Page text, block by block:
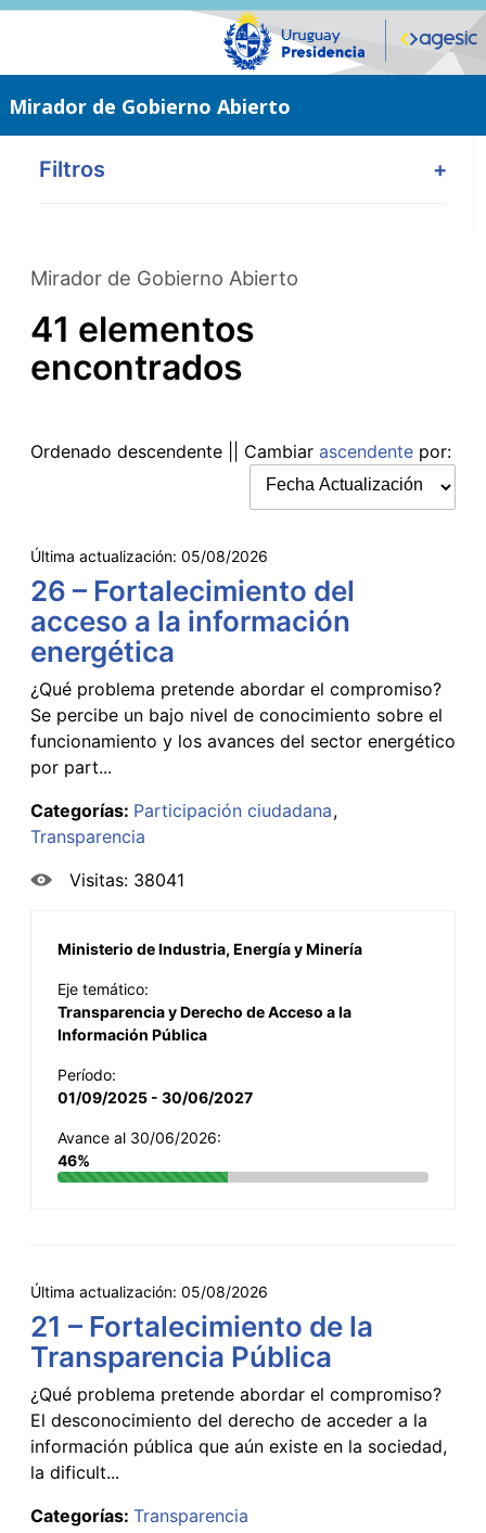
Saltar
Mirador de Gobierno Abierto
Filtros +
Mirador de Gobierno Abierto
41 elementos
encontrados
Ordenado descendente || Cambiar ascendente por:
Última actualización: 05/08/2026
26 – Fortalecimiento del
acceso a la información
energética
¿Qué problema pretende abordar el compromiso?
Se percibe un bajo nivel de conocimiento sobre el
funcionamiento y los avances del sector energético
por part...
Categorías: Participación ciudadana
Transparencia
Visitas: 38041
Ministerio de Industria, Energía y Minería
Eje temático:
Transparencia y Derecho de Acceso a la
Información Pública
Período:
01/09/2025 - 30/06/2027
Avance al 30/06/2026:
46%
Última actualización: 05/08/2026
21 – Fortalecimiento de la
Transparencia Pública
¿Qué problema pretende abordar el compromiso?
El desconocimiento del derecho de acceder a la
información pública que aún existe en la sociedad,
la dificult...
Categorías: Transparencia